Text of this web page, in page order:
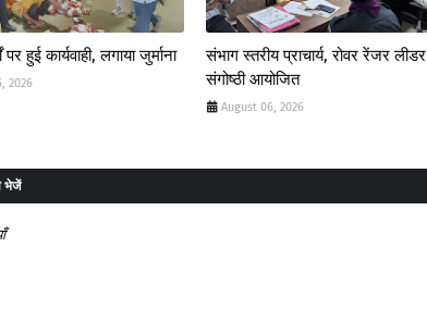
पर हुई कार्यवाही, लगाया जुर्माना
2026
संभाग स्तरीय प्राचार्य, रोवर रेंजर लीडर
संगोष्ठी आयोजित
August 06, 2026
भेजें